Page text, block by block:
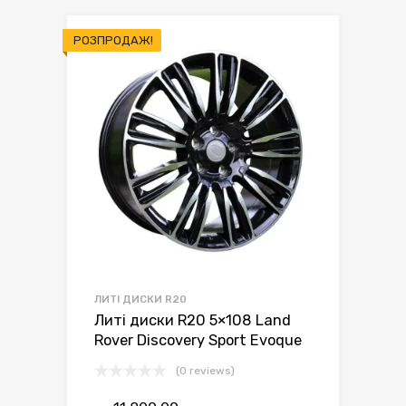
РОЗПРОДАЖ!
ЛИТІ ДИСКИ R20
Литі диски R20 5×108 Land
Rover Discovery Sport Evoque
(0 reviews)